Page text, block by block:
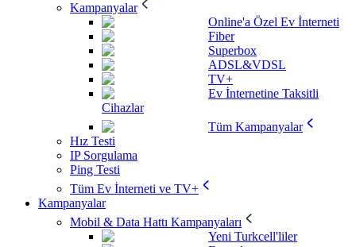
Kampanyalar
Online'a Özel Ev İnterneti
Fiber
Superbox
ADSL&VDSL
TV+
Ev İnternetine Taksitli
Cihazlar
Tüm Kampanyalar
Hız Testi
IP Sorgulama
Ping Testi
Tüm Ev İnterneti ve TV+
Kampanyalar
Mobil & Data Hattı Kampanyaları
Yeni Turkcell'liler